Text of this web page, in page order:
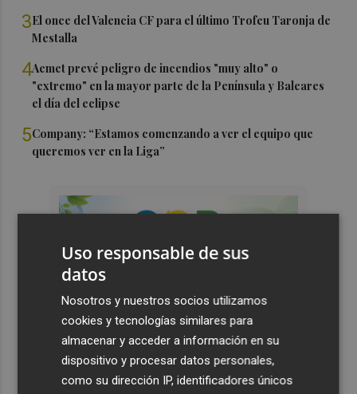
3El once del Valencia CF para el último Trofeu Taronja de
Mestalla
4Aemet prevé peligro de incendios "muy alto" o
"extremo" en la mayor parte de la Península y Baleares
el día del eclipse
5Company: “Estamos comenzando a ver el equipo que
queremos ver en la Liga”
Uso responsable de sus
datos
Nosotros y nuestros socios utilizamos
cookies y tecnologías similares para
almacenar y acceder a información en su
dispositivo y procesar datos personales,
como su dirección IP, identificadores únicos